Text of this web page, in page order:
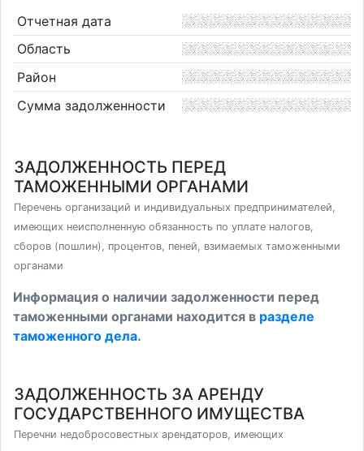
Отчетная дата
Область
Район
Сумма задолженности
ЗАДОЛЖЕННОСТЬ ПЕРЕД
ТАМОЖЕННЫМИ ОРГАНАМИ
Перечень организаций и индивидуальных предпринимателей,
имеющих неисполненную обязанность по уплате налогов,
сборов (пошлин), процентов, пеней, взимаемых таможенными
органами
Информация о наличии задолженности перед
таможенными органами находится в разделе
таможенного дела.
ЗАДОЛЖЕННОСТЬ ЗА АРЕНДУ
ГОСУДАРСТВЕННОГО ИМУЩЕСТВА
Перечни недобросовестных арендаторов, имеющих